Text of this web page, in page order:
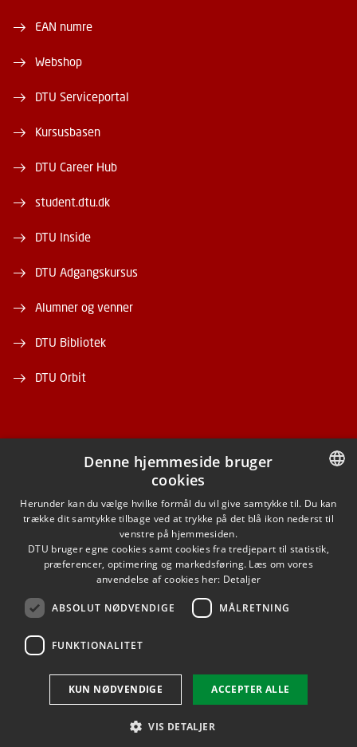
EAN numre
Webshop
DTU Serviceportal
Kursusbasen
DTU Career Hub
student.dtu.dk
DTU Inside
DTU Adgangskursus
Alumner og venner
DTU Bibliotek
DTU Orbit
FACEBOOK
INSTAGRAM
LINKEDIN
YOUTUBE
Tilgængelighedserklæring
DANISH
ENGLISH
Denne hjemmeside bruger
cookies
Herunder kan du vælge hvilke formål du vil give samtykke til. Du kan
trække dit samtykke tilbage ved at trykke på det blå ikon nederst til
venstre på hjemmesiden.
DTU bruger egne cookies samt cookies fra tredjepart til statistik,
præferencer, optimering og markedsføring. Læs om vores
anvendelse af cookies her: Detaljer
ABSOLUT NØDVENDIGE MÅLRETNING
FUNKTIONALITET
ACCEPTER ALLE
KUN NØDVENDIGE
VIS DETALJER